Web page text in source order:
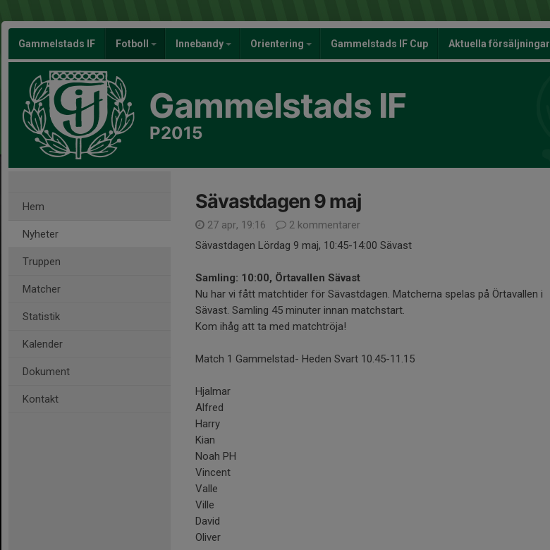
Gammelstads IF Fotboll Innebandy Orientering Gammelstads IF Cup Aktuella försäljningar
Gammelstads IF
P2015
Hem
Nyheter
Truppen
Matcher
Statistik
Kalender
Dokument
Kontakt
Sävastdagen 9 maj
27 apr, 19:16
2 kommentarer
Sävastdagen Lördag 9 maj, 10:45-14:00 Sävast
Samling: 10:00, Örtavallen Sävast
Nu har vi fått matchtider för Sävastdagen. Matcherna spelas på Örtavallen i
Sävast. Samling 45 minuter innan matchstart.
Kom ihåg att ta med matchtröja!
Match 1 Gammelstad- Heden Svart 10.45-11.15
Hjalmar
Alfred
Harry
Kian
Noah PH
Vincent
Valle
Ville
David
Oliver